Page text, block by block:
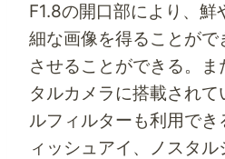
F1.8の開口部により、
細な画像を得ることが
させることができる。
タルカメラに搭載され
ルフィルターも利用で
ィッシュアイ、ノスタ